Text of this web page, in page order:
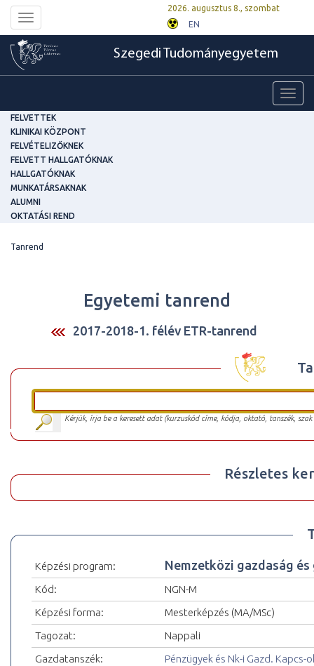
Toggle
navigation
2026. augusztus 8., szombat
EN
Szegedi Tudományegyetem
FELVETTEK
KLINIKAI KÖZPONT
FELVÉTELIZŐKNEK
FELVETT HALLGATÓKNAK
HALLGATÓKNAK
MUNKATÁRSAKNAK
ALUMNI
OKTATÁSI REND
Tanrend
Egyetemi tanrend
2017-2018-1. félév ETR-tanrend
Kérjük, írja be a keresett adat (kurzuskód címe, kódja, oktató, tanszék,
Részletes
Képzési program: Nemzetközi gazdaság
Kód:
NGN-M
Képzési forma:
Mesterképzés (MA/MSc)
Tagozat:
Nappali
Gazdatanszék:
Pénzügyek és Nk-i Gazd. Kapcs-